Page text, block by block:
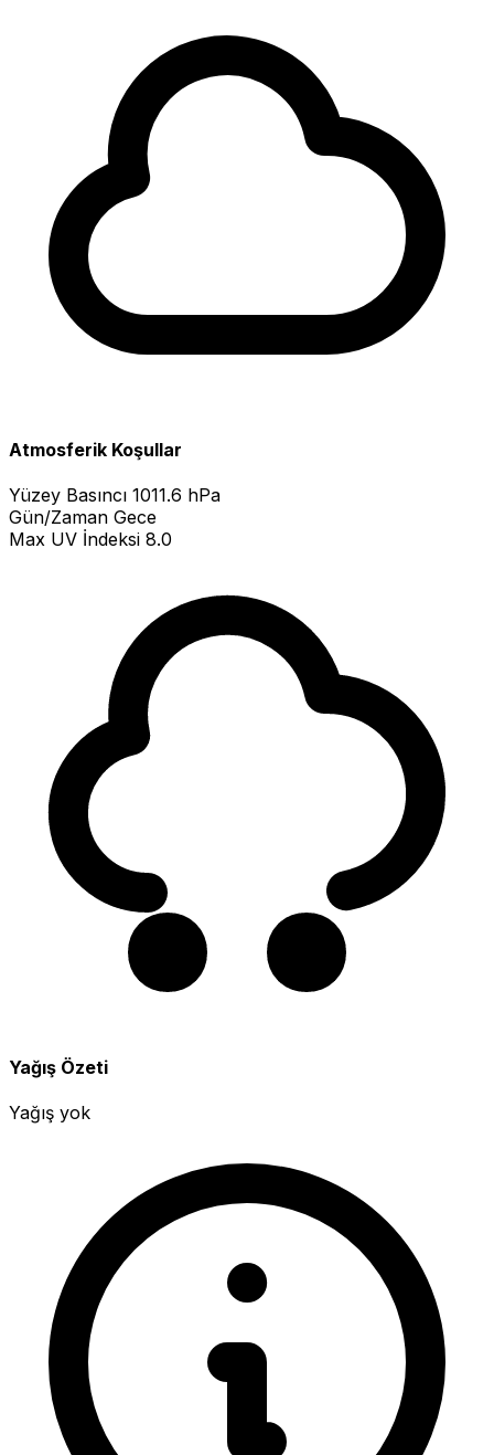
Atmosferik Koşullar
Yüzey Basıncı 1011.6 hPa
Gün/Zaman Gece
Max UV İndeksi 8.0
Yağış Özeti
Yağış yok